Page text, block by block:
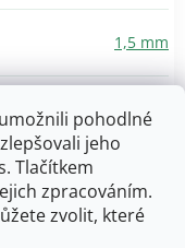
pohodlné
jeho
Tlačítkem
zpracováním.
zvolit, které
1,5 mm
160 cm